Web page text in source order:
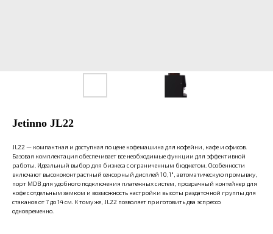
Jetinno JL22
JL22 — компактная и доступная по цене кофемашина для кофейни, кафе и офисов.
Базовая комплектация обеспечивает все необходимые функции для эффективной
работы. Идеальный выбор для бизнеса с ограниченным бюджетом. Особенности
включают высококонтрастный сенсорный дисплей 10,1″, автоматическую промывку,
порт MDB для удобного подключения платежных систем, прозрачный контейнер для
кофе с отдельным замком и возможность настройки высоты раздаточной группы для
стаканов от 7 до 14 см. К тому же, JL22 позволяет приготовить два эспрессо
одновременно.